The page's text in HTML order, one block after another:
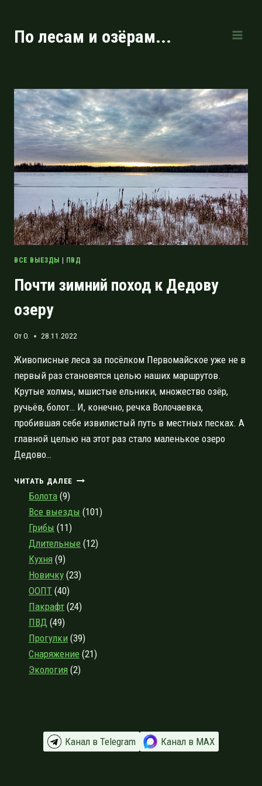
содержимому
По лесам и озёрам...
ВСЕ ВЫЕЗДЫ | ПВД
Почти зимний поход к Дедову
озеру
ОтO. 28.11.2022
Живописные леса за посёлком Первомайское уже не в
первый раз становятся целью наших маршрутов.
Крутые холмы, мшистые ельники, множество озёр,
ручьёв, болот… И, конечно, речка Волочаевка,
пробившая себе извилистый путь в местных песках. А
главной целью на этот раз стало маленькое озеро
Дедово…
ЧИТАТЬ ДАЛЕЕ ПОЧТИ
К
ОЗЕРУ
Болота (9)
Все выезды (101)
Грибы (11)
Длительные (12)
Кухня (9)
Новичку (23)
ООПТ (40)
Пакрафт (24)
ПВД (49)
Прогулки (39)
Снаряжение (21)
Экология (2)
Канал в Telegram Канал в МАХ